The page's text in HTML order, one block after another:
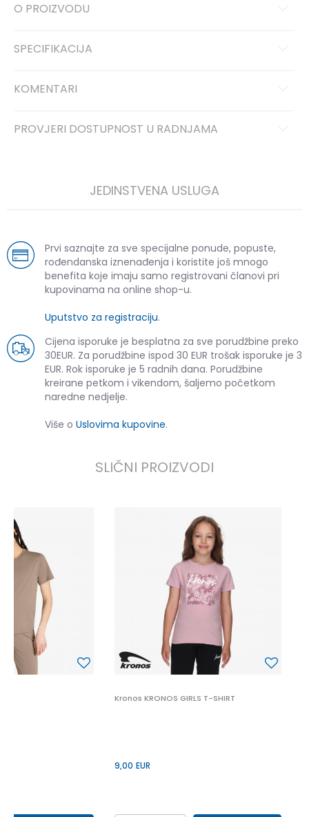
O PROIZVODU
SPECIFIKACIJA
KOMENTARI
PROVJERI DOSTUPNOST U RADNJAMA
JEDINSTVENA USLUGA
Prvi saznajte za sve specijalne ponude, popuste,
rođendanska iznenađenja i koristite još mnogo
benefita koje imaju samo registrovani članovi pri
kupovinama na online shop-u.
Uputstvo za registraciju.
Cijena isporuke je besplatna za sve porudžbine preko
30EUR. Za porudžbine ispod 30 EUR trošak isporuke je 3
EUR. Rok isporuke je 5 radnih dana. Porudžbine
kreirane petkom i vikendom, šaljemo početkom
naredne nedjelje.
Više o Uslovima kupovine.
SLIČNI PROIZVODI
Kronos KRONOS GIRLS T-SHIRT
9,00 EUR